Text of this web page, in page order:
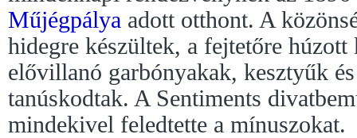
Műjégpálya adott otthont. A
hidegre készültek, a fejtetőre
elővillanó garbónyakak, kesztyűk
tanúskodtak. A Sentiments
mindekivel feledtette a mínuszokat.